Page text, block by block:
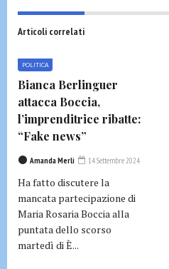
Articoli correlati
POLITICA
Bianca Berlinguer
attacca Boccia,
l’imprenditrice ribatte:
“Fake news”
Amanda Merli 14 Settembre 2024
Ha fatto discutere la
mancata partecipazione di
Maria Rosaria Boccia alla
puntata dello scorso
martedì di È...